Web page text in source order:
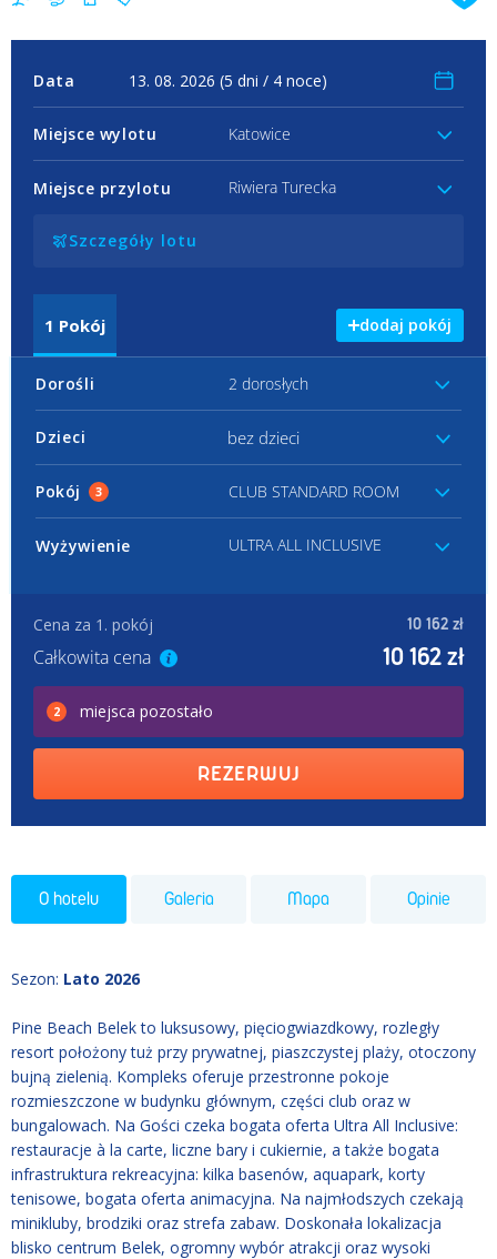
Data
Miejsce wylotu Katowice
Miejsce przylotu Riwiera Turecka
Szczegóły lotu
1 Pokój dodaj pokój
Dorośli 2 dorosłych
Dzieci bez dzieci
Pokój 3 CLUB STANDARD ROOM
Wyżywienie ULTRA ALL INCLUSIVE
Cena za 1. pokój 10 162 zł
Całkowita cena 10 162 zł
2 miejsca pozostało
REZERWUJ
O hotelu Galeria Mapa Opinie
Sezon: Lato 2026
Pine Beach Belek to luksusowy, pięciogwiazdkowy, rozległy
resort położony tuż przy prywatnej, piaszczystej plaży, otoczony
bujną zielenią. Kompleks oferuje przestronne pokoje
rozmieszczone w budynku głównym, części club oraz w
bungalowach. Na Gości czeka bogata oferta Ultra All Inclusive:
restauracje à la carte, liczne bary i cukiernie, a także bogata
infrastruktura rekreacyjna: kilka basenów, aquapark, korty
tenisowe, bogata oferta animacyjna. Na najmłodszych czekają
minikluby, brodziki oraz strefa zabaw. Doskonała lokalizacja
blisko centrum Belek, ogromny wybór atrakcji oraz wysoki